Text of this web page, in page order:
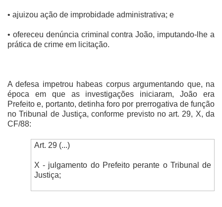
• ajuizou ação de improbidade administrativa; e
• ofereceu denúncia criminal contra João, imputando-lhe a
prática de crime em licitação.
A defesa impetrou habeas corpus argumentando que, na
época em que as investigações iniciaram, João era
Prefeito e, portanto, detinha foro por prerrogativa de função
no Tribunal de Justiça, conforme previsto no art. 29, X, da
CF/88:
Art. 29 (...)
X - julgamento do Prefeito perante o Tribunal de
Justiça;